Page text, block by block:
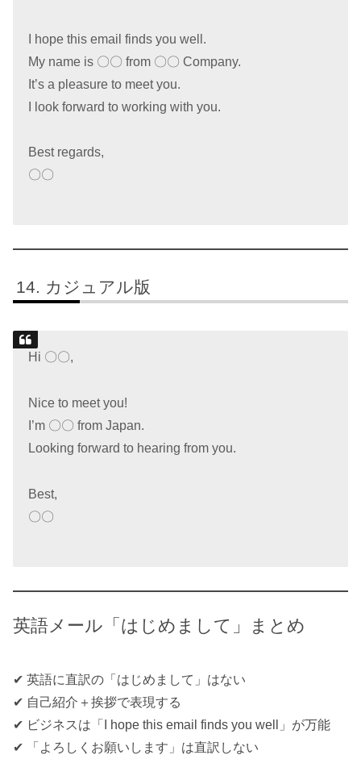
I hope this email finds you well.
My name is 〇〇 from 〇〇 Company.
It’s a pleasure to meet you.
I look forward to working with you.
Best regards,
〇〇
カジュアル版
Hi 〇〇,
Nice to meet you!
I’m 〇〇 from Japan.
Looking forward to hearing from you.
Best,
〇〇
英語メール「はじめまして」まとめ
✔ 英語に直訳の「はじめまして」はない
✔ 自己紹介＋挨拶で表現する
✔ ビジネスは「I hope this email finds you well」が万能
✔ 「よろしくお願いします」は直訳しない